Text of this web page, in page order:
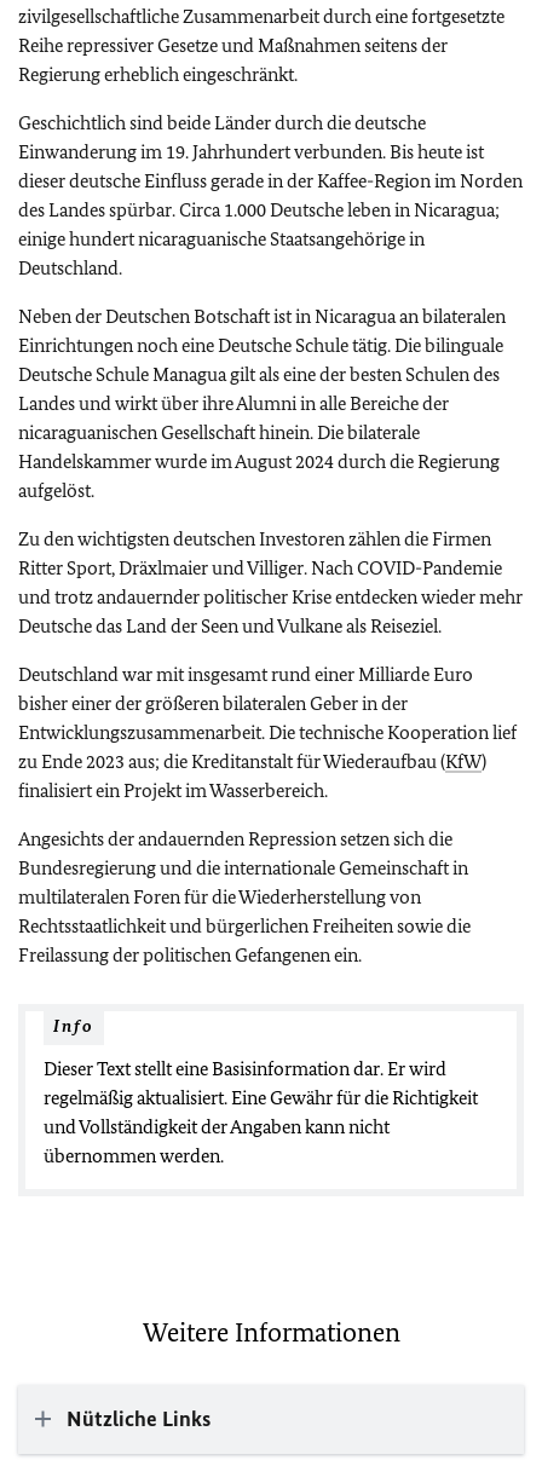
zivilgesellschaftliche Zusammenarbeit durch eine fortgesetzte
Reihe repressiver Gesetze und Maßnahmen seitens der
Regierung erheblich eingeschränkt.
Geschichtlich sind beide Länder durch die deutsche
Einwanderung im 19. Jahrhundert verbunden. Bis heute ist
dieser deutsche Einfluss gerade in der Kaffee-Region im Norden
des Landes spürbar. Circa 1.000 Deutsche leben in Nicaragua;
einige hundert nicaraguanische Staatsangehörige in
Deutschland.
Neben der Deutschen Botschaft ist in Nicaragua an bilateralen
Einrichtungen noch eine Deutsche Schule tätig. Die bilinguale
Deutsche Schule Managua gilt als eine der besten Schulen des
Landes und wirkt über ihre Alumni in alle Bereiche der
nicaraguanischen Gesellschaft hinein. Die bilaterale
Handelskammer wurde im August 2024 durch die Regierung
aufgelöst.
Zu den wichtigsten deutschen Investoren zählen die Firmen
Ritter Sport, Dräxlmaier und Villiger. Nach COVID-Pandemie
und trotz andauernder politischer Krise entdecken wieder mehr
Deutsche das Land der Seen und Vulkane als Reiseziel.
Deutschland war mit insgesamt rund einer Milliarde Euro
bisher einer der größeren bilateralen Geber in der
Entwicklungszusammenarbeit. Die technische Kooperation lief
zu Ende 2023 aus; die Kreditanstalt für Wiederaufbau (KfW)
finalisiert ein Projekt im Wasserbereich.
Angesichts der andauernden Repression setzen sich die
Bundesregierung und die internationale Gemeinschaft in
multilateralen Foren für die Wiederherstellung von
Rechtsstaatlichkeit und bürgerlichen Freiheiten sowie die
Freilassung der politischen Gefangenen ein.
Info
Dieser Text stellt eine Basisinformation dar. Er wird
regelmäßig aktualisiert. Eine Gewähr für die Richtigkeit
und Vollständigkeit der Angaben kann nicht
übernommen werden.
Weitere Informationen
Nützliche Links